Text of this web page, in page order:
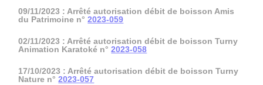
09/11/2023 : Arrêté autorisation débit de boisson Amis
du Patrimoine n°2023-059
02/11/2023 : Arrêté autorisation débit de boisson Turny
Animation Karatoké n°2023-058
17/10/2023 : Arrêté autorisation débit de boisson Turny
Nature n°2023-057